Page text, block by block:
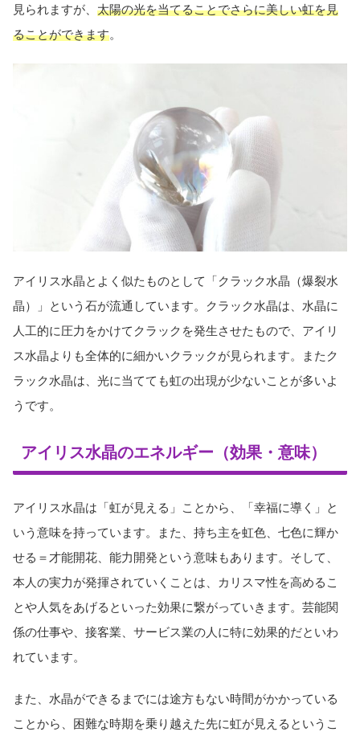
見られますが、 太陽の光を当てることでさらに美しい虹を見
ることができます。
アイリス水晶とよく似たものとして「クラック水晶（爆裂水
晶）」という石が流通しています。クラック水晶は、水晶に
人工的に圧力をかけてクラックを発生させたもので、アイリ
ス水晶よりも全体的に細かいクラックが見られます。またク
ラック水晶は、光に当てても虹の出現が少ないことが多いよ
うです。
アイリス水晶のエネルギー（効果・意味）
アイリス水晶は「虹が見える」ことから、「幸福に導く」と
いう意味を持っています。また、持ち主を虹色、七色に輝か
せる＝才能開花、能力開発という意味もあります。そして、
本人の実力が発揮されていくことは、カリスマ性を高めるこ
とや人気をあげるといった効果に繋がっていきます。芸能関
係の仕事や、接客業、サービス業の人に特に効果的だといわ
れています。
また、水晶ができるまでには途方もない時間がかかっている
ことから、困難な時期を乗り越えた先に虹が見えるというこ